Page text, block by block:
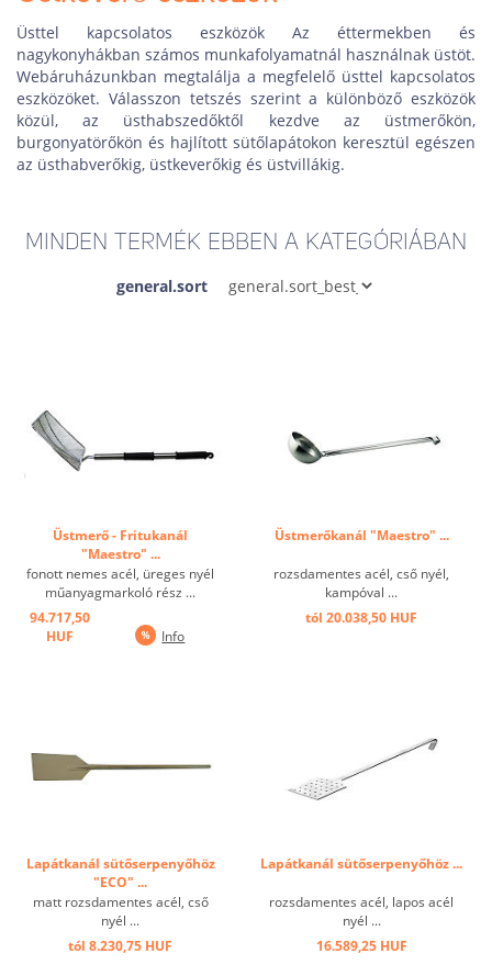
Üsttel kapcsolatos eszközök Az éttermekben és
nagykonyhákban számos munkafolyamatnál használnak üstöt.
Webáruházunkban megtalálja a megfelelő üsttel kapcsolatos
eszközöket. Válasszon tetszés szerint a különböző eszközök
közül, az üsthabszedőktől kezdve az üstmerőkön,
burgonyatörőkön és hajlított sütőlapátokon keresztül egészen
az üsthabverőkig, üstkeverőkig és üstvillákig.
MINDEN TERMÉK EBBEN A KATEGÓRIÁBAN
general.sort
Üstmerő - Fritukanál
"Maestro" ...
fonott nemes acél, üreges nyél
műanyagmarkoló rész ...
94.717,50
HUF
Info
Üstmerőkanál "Maestro" ...
rozsdamentes acél, cső nyél,
kampóval ...
tól 20.038,50 HUF
Lapátkanál sütőserpenyőhöz
"ECO" ...
matt rozsdamentes acél, cső
nyél ...
tól 8.230,75 HUF
Lapátkanál sütőserpenyőhöz ...
rozsdamentes acél, lapos acél
nyél ...
16.589,25 HUF